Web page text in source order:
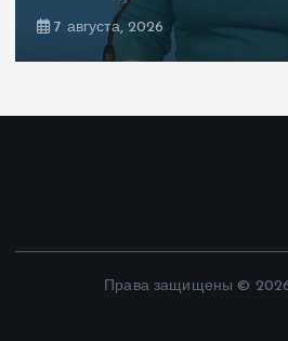
7 августа, 2026
Права защищены ©